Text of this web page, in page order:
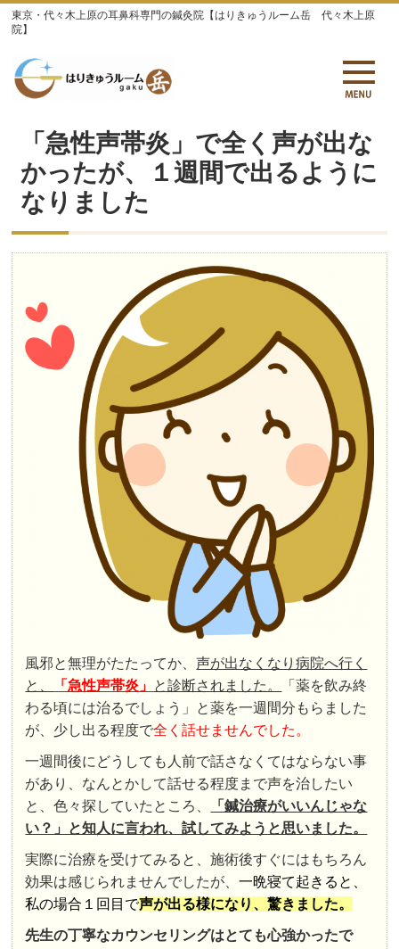
東京・代々木上原の耳鼻科専門の鍼灸院【はりきゅうルーム岳 代々木上原
院】
「急性声帯炎」で全く声が出な
かったが、１週間で出るように
なりました
風邪と無理がたたってか、声が出なくなり病院へ行く
と、
「急性声帯炎」 と診断されました。
「薬を飲み終
わる頃には治るでしょう」と薬を一週間分もらました
が、少し出る程度で全く話せませんでした。
一週間後にどうしても人前で話さなくてはならない事
があり、なんとかして話せる程度まで声を治したい
と、色々探していたところ、
「鍼治療がいいんじゃな
い？」と知人に言われ、試してみようと思いました。
実際に治療を受けてみると、施術後すぐにはもちろん
効果は感じられませんでしたが、一晩寝て起きると、
私の場合１回目で声が出る様になり、驚きました。
先生の丁寧なカウンセリングはとても心強かったで